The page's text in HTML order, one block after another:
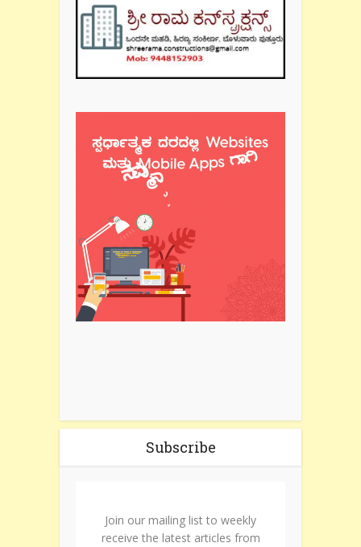
Subscribe
Join our mailing list to weekly
receive the latest articles from